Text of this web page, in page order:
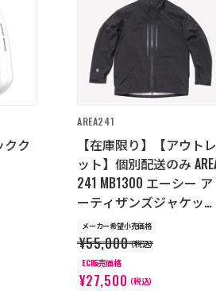
ク
AREA241
【在庫限り】【アウトレ
ット】個別配送のみ
241 MB1300 エーシー ア
ーティザンズジャケット
(メンズ) ブラック
メーカー希望小売価格
¥55,000（税込）
EC販売価格
¥27,500（税込）